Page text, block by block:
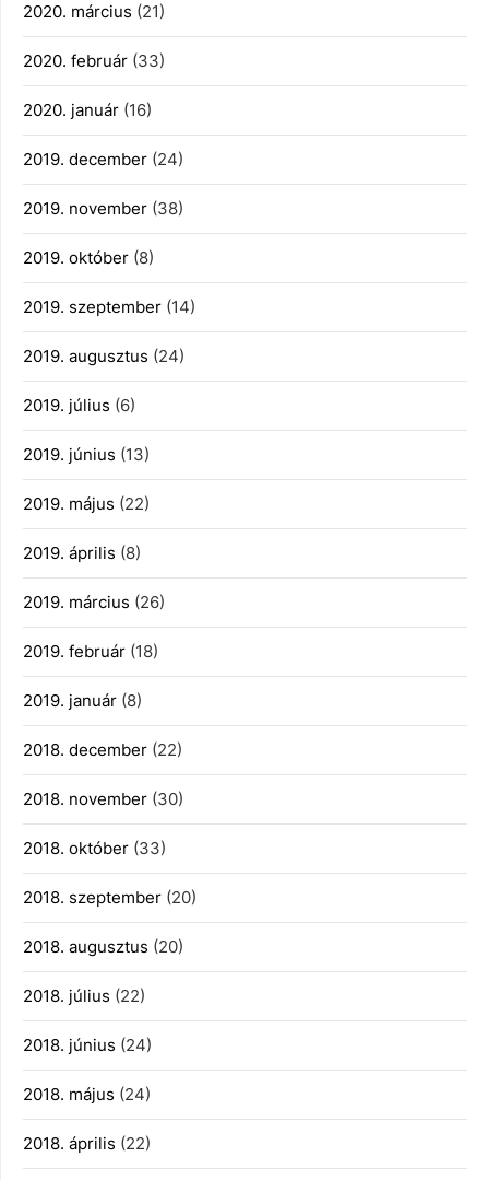
2020. március (21)
2020. február (33)
2020. január (16)
2019. december (24)
2019. november (38)
2019. október (8)
2019. szeptember (14)
2019. augusztus (24)
2019. július (6)
2019. június (13)
2019. május (22)
2019. április (8)
2019. március (26)
2019. február (18)
2019. január (8)
2018. december (22)
2018. november (30)
2018. október (33)
2018. szeptember (20)
2018. augusztus (20)
2018. július (22)
2018. június (24)
2018. május (24)
2018. április (22)